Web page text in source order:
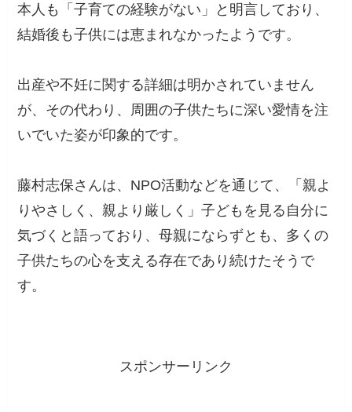
本人も「子育ての経験がない」と明言しており、
結婚後も子供には恵まれなかったようです。
出産や不妊に関する詳細は明かされていません
が、その代わり、周囲の子供たちに深い愛情を注
いでいた姿が印象的です。
藤村志保さんは、NPO活動などを通じて、「親よ
りやさしく、親より厳しく」子どもを見る自分に
気づくと語っており、母親にならずとも、多くの
子供たちの心を支える存在であり続けたそうで
す。
スポンサーリンク